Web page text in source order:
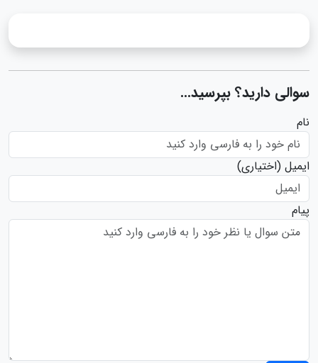
سوالی دارید؟ بپرسید...
نام
ایمیل (اختیاری)
پیام